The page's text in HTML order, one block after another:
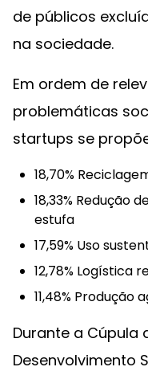
de públicos
na sociedade.
Em ordem de
problemáticas
startups se
18,70%
18,33% Redução
estufa
17,59% Uso
12,78% Logística
11,48%
Durante a Cúpula
Desenvolvimento